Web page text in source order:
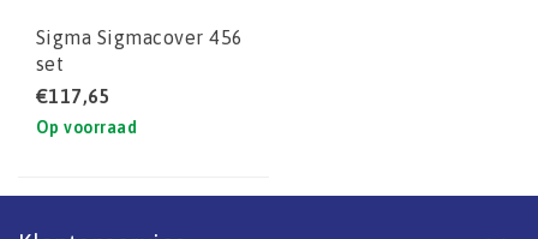
Sigma Sigmacover 456
set
€117,65
Op voorraad